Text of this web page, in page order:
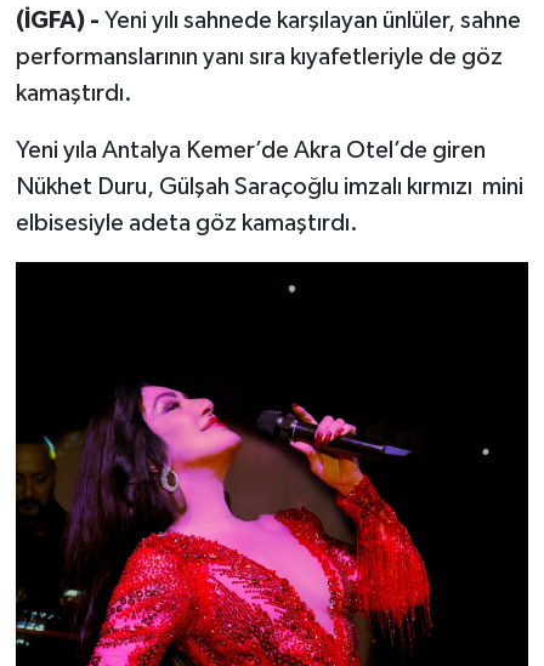
(İGFA) - Yeni yılı sahnede karşılayan ünlüler, sahne
performanslarının yanı sıra kıyafetleriyle de göz
kamaştırdı.
Yeni yıla Antalya Kemer’de Akra Otel’de giren
Nükhet Duru, Gülşah Saraçoğlu imzalı kırmızı mini
elbisesiyle adeta göz kamaştırdı.